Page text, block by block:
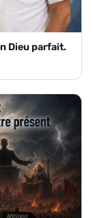
Dieu parfait.